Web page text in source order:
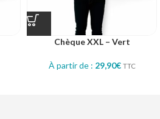
Chèque XXL – Vert
À partir de : 29,90€ TTC